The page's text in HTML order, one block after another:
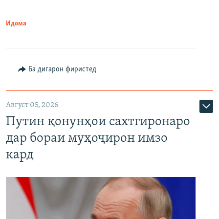
Идома
Ба дигарон фиристед
Август 05, 2026
Путин қонунҳои сахтгиронаро
дар бораи муҳоҷирон имзо
кард